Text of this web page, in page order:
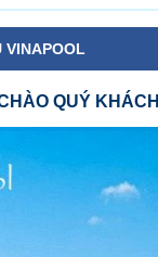
VINAPOOL
QUÝ KHÁCH